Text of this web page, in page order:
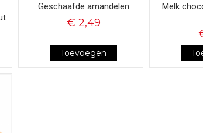
Geschaafde amandelen
€ 2,49
Toevoegen
Melk